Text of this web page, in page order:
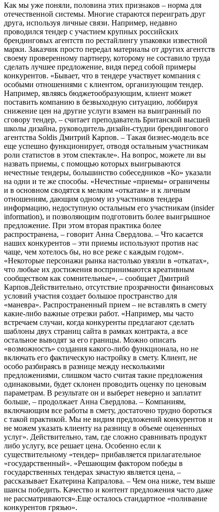
Как мы уже поняли, половина этих признаков – норма для
отечественной системы. Многие стараются переиграть друг
друга, используя личные связи. Например, недавно
проводился тендер с участием крупных российских
брендинговых агентств по рестайлингу упаковки известной
марки. Заказчик просто передал материалы от других агентств
своему проверенному партнеру, которому не составило труда
сделать лучшее предложение, видя перед собой примеры
конкурентов. «Бывает, что в тендере участвует компания с
особыми отношениями с клиентом, организующим тендер.
Например, являясь бюджетообразующим, клиент может
поставить компанию в безвыходную ситуацию, лоббируя
снижение цен на другие услуги взамен на выигранный по
сговору тендер, – считает преподаватель Британской высшей
школы дизайна, руководитель дизайн-студии брендингового
агентства Soldis Дмитрий Карпов. – Такая бизнес-модель все
еще успешно функционирует, отводя остальным участникам
роли статистов в этом спектакле». На вопрос, можете ли вы
назвать приемы, с помощью которых выигрываются
нечестные тендеры, большинство собеседников «Ко» указали
на одни и те же способы. «Нечестные «приемы» ограничены
и в основном сводятся к мелким «откатам» и к личным
отношениям, дающим одному из участников тендера
информацию, недоступную остальным его участникам (insider
information), и позволяющим подготовить более выигрышное
предложение. При этом вторая практика более
распространена, – говорит Анна Свердлова. – Что касается
наших конкурентов – эти приемы используют против нас
чаще, чем хотелось бы, но все реже с каждым годом».
«Некоторые персонажи рынка настолько увязли в «откатах»,
что любые их достижения воспринимаются креативным
сообществом как сомнительные», – сообщает Дмитрий
Карпов.Действительно, отсутствие прозрачности финансовых
условий участия создает большое пространство для
«маневра». Распространенный прием – не вставлять в смету
какие-либо важные отрезки работ. «Например, мы часто
встречаем случаи, когда конкуренты предлагают сделать
шаблоны двух страниц сайта в рамках контракта, а все
остальное выводят за его границы. Можно описать
«возможность» создания какого-либо функционала, но не
включать его фактическую настройку в смету. Клиент, не
особо разбираясь в разнице между несколькими
предложениями, слишком часто считая такие предложения
одинаковыми, будет склонен проводить оценку по ценовым
параметрам. В результате он и выберет неверно и заплатит
больше, – продолжает Анна Свердлова. – Компаниям,
включающим все работы в смету, достаточно трудно бороться
с такой практикой. Мы не видим предложений конкурентов и
не можем указать клиенту на разницу в объеме оцененных
услуг». Действительно, там, где сложно сравнивать продукт
либо услугу, все решает цена. Особенно если к
существительному «тендер» прибавляется прилагательное
«государственный». «Решающим фактором победы в
государственных тендерах зачастую является цена, –
рассказывает Екатерина Капралова. – Чем она ниже, тем выше
шансы победить. Качество и контент предложения часто даже
не рассматриваются».Еще осталось стандартное «поливание
конкурентов грязью».